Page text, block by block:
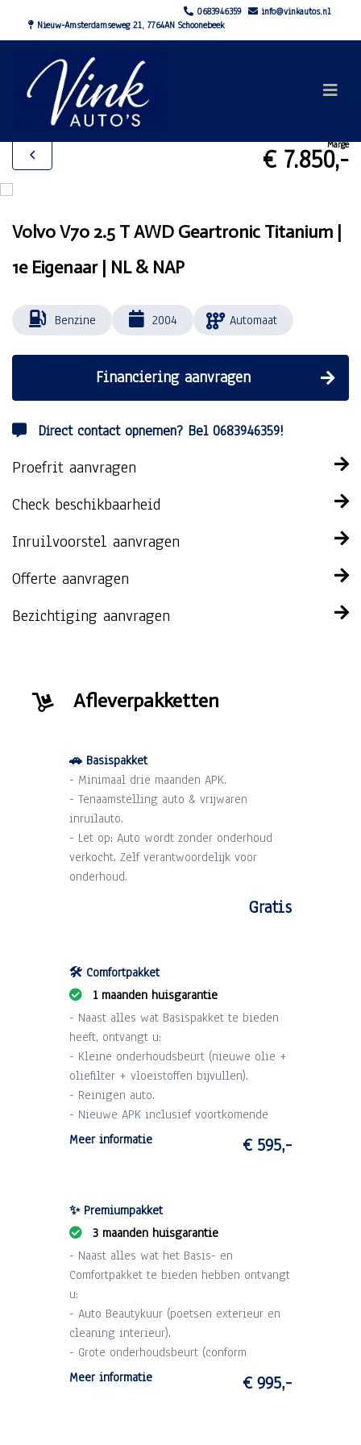
0683946359
info@vinkautos.nl
Nieuw-Amsterdamseweg 21, 7764AN Schoonebeek
Marge
€ 7.850,-
Volvo V70 2.5 T AWD Geartronic Titanium |
1e Eigenaar | NL & NAP
Benzine 2004 Automaat
Financiering aanvragen
Direct contact opnemen? Bel 0683946359!
Proefrit aanvragen
Check beschikbaarheid
Inruilvoorstel aanvragen
Offerte aanvragen
Bezichtiging aanvragen
Afleverpakketten
🚗 Basispakket
- Minimaal drie maanden APK.
- Tenaamstelling auto & vrijwaren
inruilauto.
- Let op: Auto wordt zonder onderhoud
verkocht. Zelf verantwoordelijk voor
onderhoud.
Gratis
🛠️ Comfortpakket
1 maanden huisgarantie
- Naast alles wat Basispakket te bieden
heeft, ontvangt u:
- Kleine onderhoudsbeurt (nieuwe olie +
oliefilter + vloeistoffen bijvullen).
- Reinigen auto.
- Nieuwe APK inclusief voortkomende
kosten.
- 1 maand garantie op draaiende delen
Meer informatie € 595,-
✨ Premiumpakket
3 maanden huisgarantie
- Naast alles wat het Basis- en
Comfortpakket te bieden hebben ontvangt
u:
- Auto Beautykuur (poetsen exterieur en
cleaning interieur).
- Grote onderhoudsbeurt (conform
schema).
- 3 maanden garantie op draaiende delen
Meer informatie € 995,-